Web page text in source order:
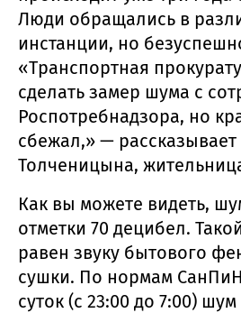
Люди обращались в
инстанции, но
«Транспортная
сделать замер шума с
Роспотребнадзора, но
сбежал,» —
Толченицына,
Как вы можете видеть,
отметки 70 децибел.
равен звуку бытового
сушки. По нормам
суток (с 23:00 до 7:00)